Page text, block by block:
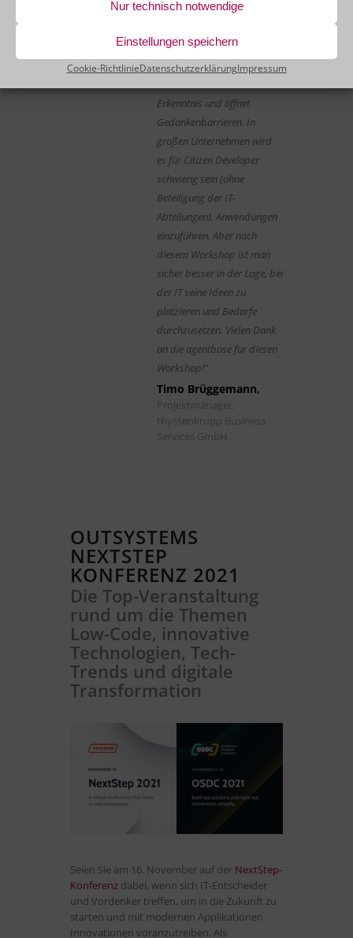
Nur technisch notwendige
Einstellungen speichern
Cookie-RichtlinieDatenschutzerklärungImpressum
interessiert ist, kann an
App und seine erste Mobile-
App programmieren. Das ist
Erkenntnis und öffnet
Gedankenbarrieren. In
großen Unternehmen wird
es für Citizen Developer
schwierig sein (ohne
Beteiligung der IT-
Abteilungen), Anwendungen
einzuführen. Aber nach
diesem Workshop ist man
sicher besser in der Lage, bei
der IT seine Ideen zu
platzieren und Bedarfe
durchzusetzen. Vielen Dank
an die agentbase für diesen
Workshop!"
Timo Brüggemann,
Projektmanager,
thyssenkrupp Business
Services GmbH
OUTSYSTEMS
NEXTSTEP
KONFERENZ 2021
Die Top-Veranstaltung
rund um die Themen
Low-Code, innovative
Technologien, Tech-
Trends und digitale
Transformation
Seien Sie am 16. November auf der NextStep-
Konferenz dabei, wenn sich IT-Entscheider
und Vordenker treffen, um in die Zukunft zu
starten und mit modernen Applikationen
Innovationen voranzutreiben. Als